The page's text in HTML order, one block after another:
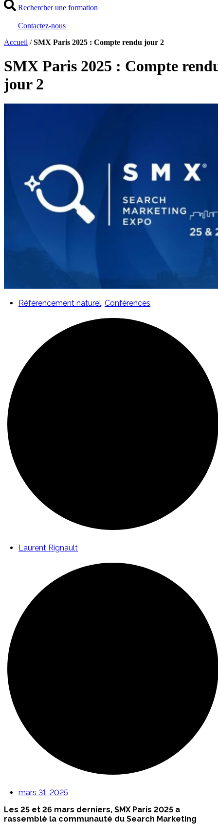
Rechercher une formation
Contactez-nous
Accueil /SMX Paris 2025 : Compte rendu jour 2
SMX Paris 2025 : Compte
jour 2
Référencement naturel, Conférences
Laurent Rignault
mars 31, 2025
Les 25 et 26 mars derniers, SMX Paris 2025 a
rassemblé la communauté du Search Marketing